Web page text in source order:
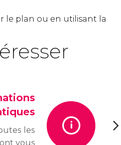
le plan ou en utilisant la
les
vous